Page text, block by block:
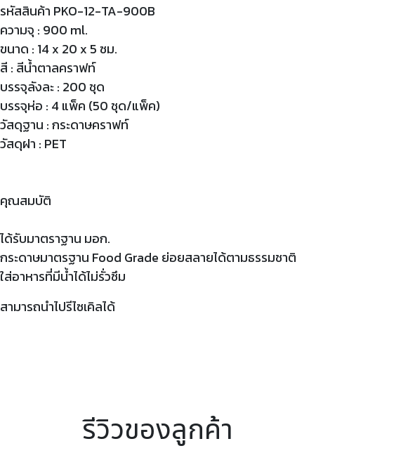
รหัสสินค้า PKO-12-TA-900B
ความจุ : 900 ml.
ขนาด : 14 x 20 x 5 ซม.
สี : สีน้ำตาลคราฟท์
บรรจุลังละ : 200 ชุด
บรรจุห่อ : 4 แพ็ค (50 ชุด/แพ็ค)
วัสดุฐาน : กระดาษคราฟท์
วัสดุฝา : PET
คุณสมบัติ
ได้รับมาตราฐาน มอก.
กระดาษมาตรฐาน Food Grade ย่อยสลายได้ตามธรรมชาติ
ใส่อาหารที่มีน้ำได้ไม่รั่วซึม
สามารถนำไปรีไซเคิลได้
รีวิวของลูกค้า